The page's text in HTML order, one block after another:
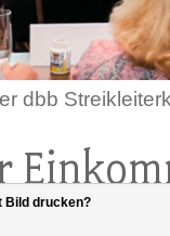
dbb
Bild drucken?